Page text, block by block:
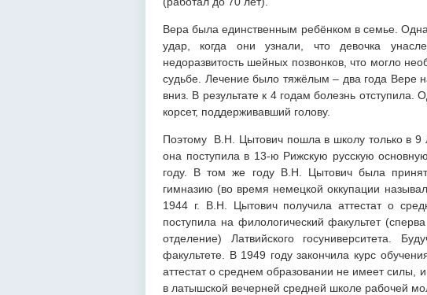
Вера была единственным ребёнком в семье.
удар, когда они узнали, что девочка
недоразвитость шейных позвонков, что могло
судьбе. Лечение было тяжёлым – два года Вере
вниз. В результате к 4 годам болезнь
корсет, поддерживавший голову.
Поэтому В.Н. Цытович пошла в школу только в 9
она поступила в 13-ю Рижскую русскую
году. В том же году В.Н. Цытович была
гимназию (во время немецкой оккупации
1944 г. В.Н. Цытович получила аттестат о
поступила на филологический факультет
отделение) Латвийского госуниверситета.
факультете. В 1949 году закончила курс
аттестат о среднем образовании не имеет силы,
в латышской вечерней средней школе рабочей